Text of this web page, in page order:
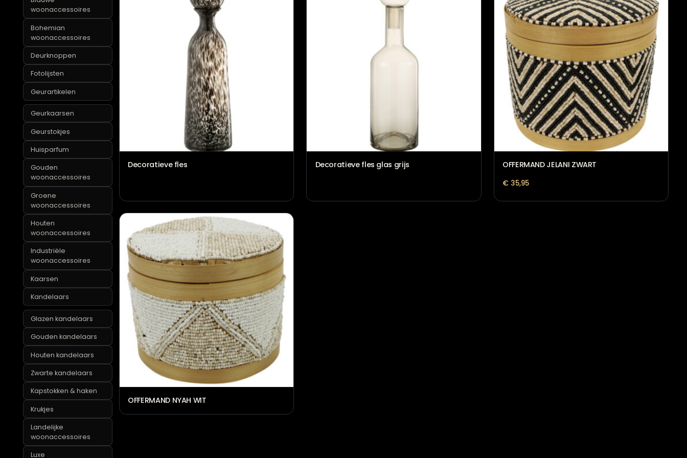
woonaccessoires
Blauwe
woonaccessoires
Bohemian
woonaccessoires
Fotolijsten
Geurartikelen
Geurkaarsen
Geurstokjes
Huisparfum
Gouden
woonaccessoires
Groene
woonaccessoires
Houten
woonaccessoires
Industriële
woonaccessoires
Kaarsen
Kandelaars
Glazen kandelaars
Gouden kandelaars
Houten kandelaars
Zwarte kandelaars